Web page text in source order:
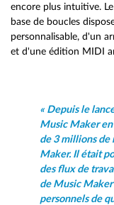
encore plus intuitive.
base de boucles
personnalisable, d'un
et d'une édition MIDI
« Depuis le
Music Maker en
de 3 millions de
Maker. Il était
des flux de
de Music
personnels de